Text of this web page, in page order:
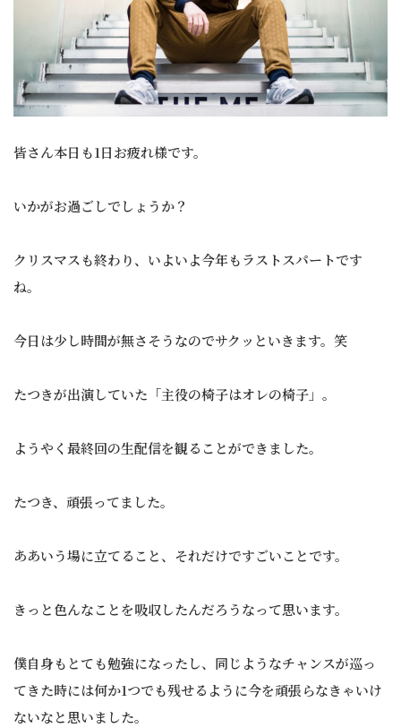
皆さん本日も1日お疲れ様です。
いかがお過ごしでしょうか？
クリスマスも終わり、いよいよ今年もラストスパートです
ね。
今日は少し時間が無さそうなのでサクッといきます。笑
たつきが出演していた「主役の椅子はオレの椅子」。
ようやく最終回の生配信を観ることができました。
たつき、頑張ってました。
ああいう場に立てること、それだけですごいことです。
きっと色んなことを吸収したんだろうなって思います。
僕自身もとても勉強になったし、同じようなチャンスが巡っ
てきた時には何か1つでも残せるように今を頑張らなきゃいけ
ないなと思いました。